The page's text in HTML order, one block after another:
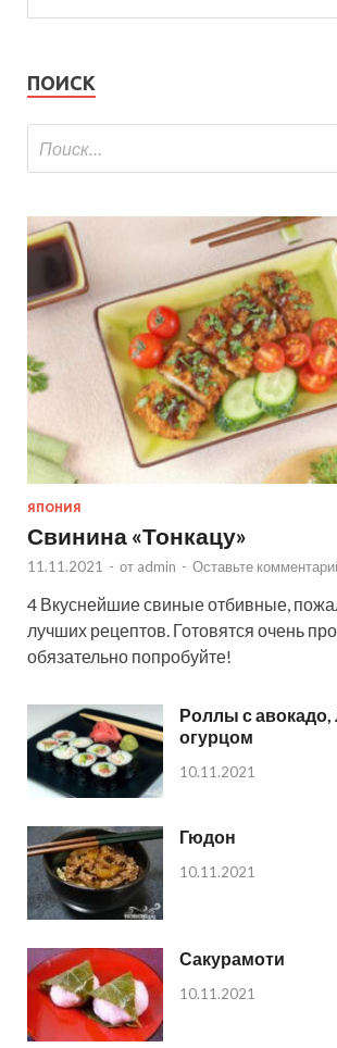
ПОИСК
ЯПОНИЯ
Свинина «Тонкацу»
11.11.2021 - от admin - Оставьте
4 Вкуснейшие свиные отбивные,
лучших рецептов. Готовятся очень
обязательно попробуйте!
Роллы с авокадо,
огурцом
10.11.2021
Гюдон
10.11.2021
Сакурамоти
10.11.2021